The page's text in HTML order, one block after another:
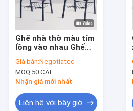
Ghế nhà thờ màu tím
lồng vào nhau Ghế
bàn và túi sau
Giá bán:Negotiated
MOQ:50 CÁI
Nhận giá mới nhất
Liên hệ với bây giờ